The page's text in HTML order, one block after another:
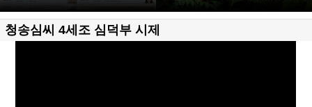
청송심씨 4세조 심덕부 시제